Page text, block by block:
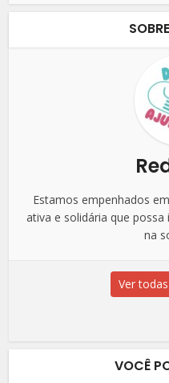
Estamos empenhados
ativa e solidária que
na
Ver
VOCÊ